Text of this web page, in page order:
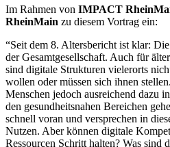
Im Rahmen von IMPACT
RheinMain zu diesem Vortrag ein:
“Seit dem 8. Altersbericht ist klar:
der Gesamtgesellschaft. Auch für
sind digitale Strukturen vielerorts
wollen oder müssen sich ihnen
Menschen jedoch ausreichend dazu
den gesundheitsnahen Bereichen
schnell voran und versprechen in
Nutzen. Aber können digitale
Ressourcen Schritt halten? Was sind